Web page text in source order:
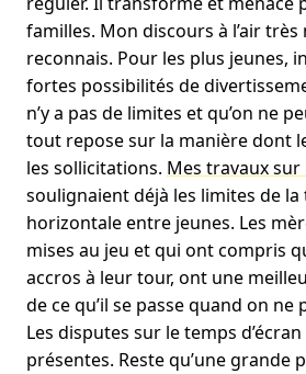
familles. Mon discours à l’air très
reconnais. Pour les plus jeunes,
fortes possibilités de
n’y a pas de limites et qu’on ne
tout repose sur la manière dont
les sollicitations. Mes travaux
soulignaient déjà les limites de
horizontale entre jeunes. Les
mises au jeu et qui ont compris
accros à leur tour, ont une
de ce qu’il se passe quand on ne
Les disputes sur le temps
présentes. Reste qu’une grande